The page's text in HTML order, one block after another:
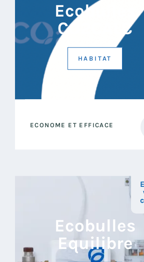
Ecobulles
CO2CALC
HABITAT
ECONOME ET EFFICACE
pour respecter le budget et
Ecobulles
Equilibre